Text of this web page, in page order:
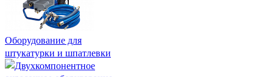
Оборудование для
штукатурки и шпатлевки